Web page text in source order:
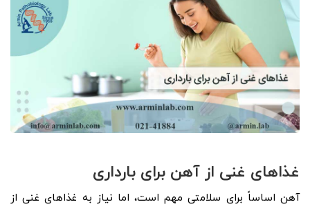
غذاهای غنی از آهن برای بارداری
آهن اساساً برای سلامتی مهم است، اما نیاز به غذاهای غنی از